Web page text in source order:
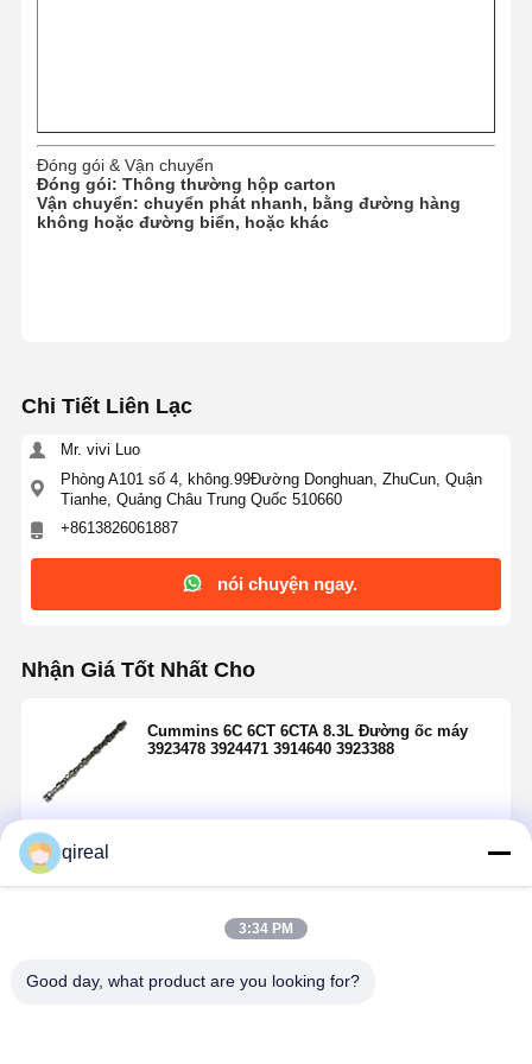
Bộ phận động cơ Weichai
Phụ tùng động cơ Perkins
Đóng gói & Vận chuyển
Đóng gói: Thông thường hộp carton
Vận chuyển: chuyển phát nhanh, bằng đường hàng
không hoặc đường biển, hoặc khác
Chi Tiết Liên Lạc
Mr. vivi Luo
Phòng A101 số 4, không.99Đường Donghuan, ZhuCun, Quận
Tianhe, Quảng Châu Trung Quốc 510660
+8613826061887
nói chuyện ngay.
Nhận Giá Tốt Nhất Cho
Cummins 6C 6CT 6CTA 8.3L Đường ốc máy
3923478 3924471 3914640 3923388
Sản Phẩm Khuyến Cáo
qireal
3:34 PM
Good day, what product are you looking for?